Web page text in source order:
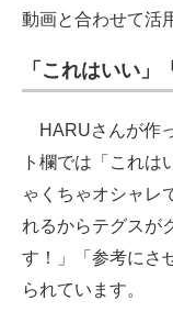
動画と合わせて活
「これはいい
HARUさんが作
ト欄では「これは
ゃくちゃオシャレ
れるからテグスが
す！」「参考にさ
られています。